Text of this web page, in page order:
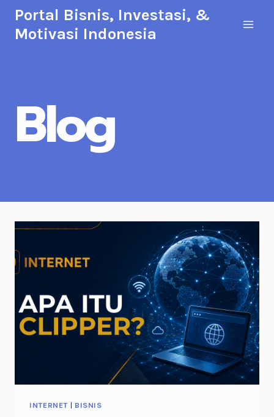
Skip
content
Portal Bisnis, Investasi, &
Motivasi Indonesia
Blog
INTERNET | BISNIS